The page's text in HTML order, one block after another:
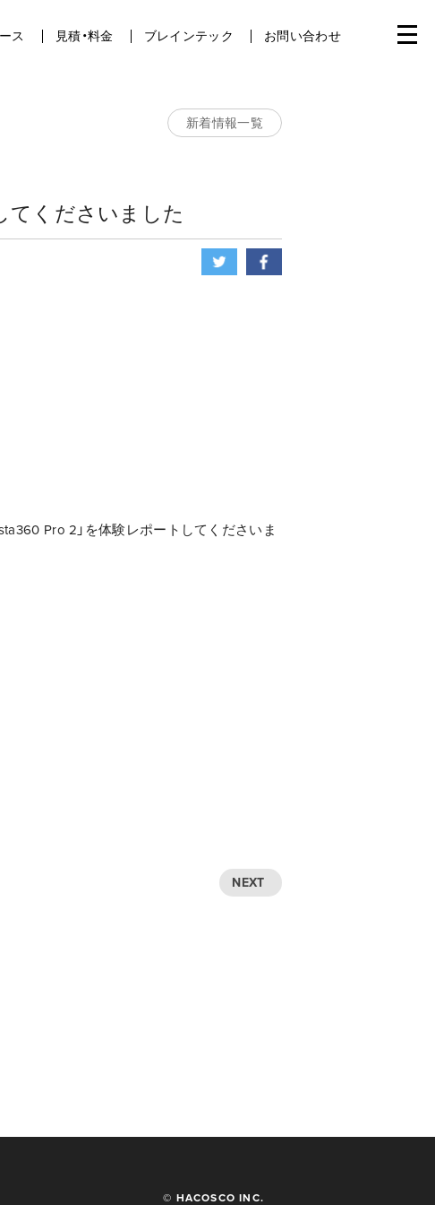
ス 見積・料金 ブレインテック お問い合わせ
新着情報一覧
てくださいました
Pro 2」を体験レポートしてくださいま
NEXT
© HACOSCO INC.